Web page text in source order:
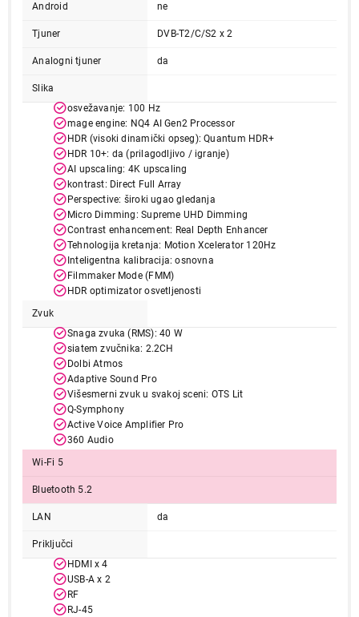
Android ne
Tjuner DVB-T2/C/S2 x 2
Analogni tjuner da
Slika
osvežavanje: 100 Hz
mage engine: NQ4 AI Gen2 Processor
HDR (visoki dinamički opseg): Quantum HDR+
HDR 10+: da (prilagodljivo / igranje)
AI upscaling: 4K upscaling
kontrast: Direct Full Array
Perspective: široki ugao gledanja
Micro Dimming: Supreme UHD Dimming
Contrast enhancement: Real Depth Enhancer
Tehnologija kretanja: Motion Xcelerator 120Hz
Inteligentna kalibracija: osnovna
Filmmaker Mode (FMM)
HDR optimizator osvetljenosti
Zvuk
Snaga zvuka (RMS): 40 W
siatem zvučnika: 2.2CH
Dolbi Atmos
Adaptive Sound Pro
Višesmerni zvuk u svakoj sceni: OTS Lit
Q-Symphony
Active Voice Amplifier Pro
360 Audio
Wi-Fi 5
Bluetooth 5.2
LAN da
Priključci
HDMI x 4
USB-A x 2
RF
RJ-45
TELEVIZORI
SAMSUNG QE55Q80DATXXH
Proizvod je dodat u korpu.
Ukupno u korpi:
Nastavi kupovinu
Završi kupovinu